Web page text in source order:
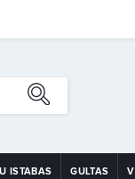
ISTABAS GULTAS